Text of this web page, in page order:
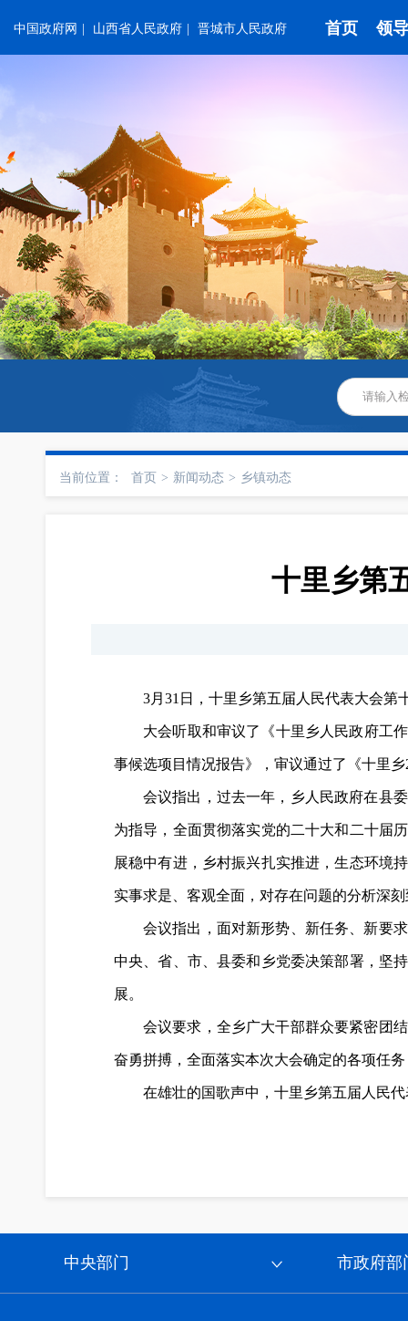
中国政府网 山西省人民政府 晋城市人民政府 首页 领
当前位置： 首页 > 新闻动态 > 乡镇动态
十里乡第
3月31日，十里乡第五届人民代表大会第
大会听取和审议了《十里乡人民政府工
事候选项目情况报告》，审议通过了《十里
会议指出，过去一年，乡人民政府在县
为指导，全面贯彻落实党的二十大和二十届
展稳中有进，乡村振兴扎实推进，生态环境
实事求是、客观全面，对存在问题的分析深
会议指出，面对新形势、新任务、新要
中央、省、市、县委和乡党委决策部署，坚
展。
会议要求，全乡广大干部群众要紧密团
奋勇拼搏，全面落实本次大会确定的各项任
在雄壮的国歌声中，十里乡第五届人民
中央部门 市政府部